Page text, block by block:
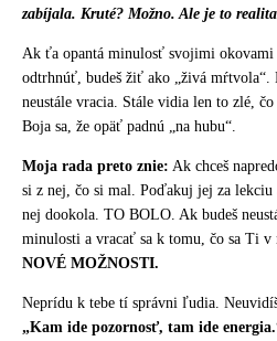
zabíjala. Kruté? Možno. Ale je to
Ak ťa opantá minulosť svojimi okovami
odtrhnúť, budeš žiť ako „živá
neustále vracia. Stále vidia len to zlé,
Boja sa, že opäť padnú „na hubu“.
Moja rada preto znie: Ak chceš
si z nej, čo si mal. Poďakuj jej za
nej dookola. TO BOLO. Ak budeš
minulosti a vracať sa k tomu, čo sa Ti v
NOVÉ MOŽNOSTI.
Neprídu k tebe tí správni ľudia.
„Kam ide pozornosť, tam ide